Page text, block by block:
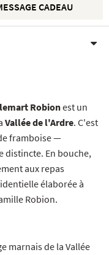
CADEAU
Robionest un
Vallée de l'Ardre. C'est
framboise —
distincte. En bouche,
aux repas
élaborée à
Robion.
marnais de la Vallée